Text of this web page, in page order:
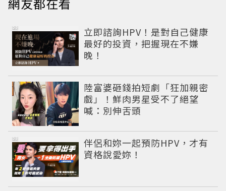
立即諮詢HPV！是對自己健康
最好的投資，把握現在不嫌
晚！
PR
陸富婆砸錢拍短劇「狂加親密
戲」！鮮肉男星受不了絕望
喊：別伸舌頭
伴侶和妳一起預防HPV，才有
資格說愛妳！
PR